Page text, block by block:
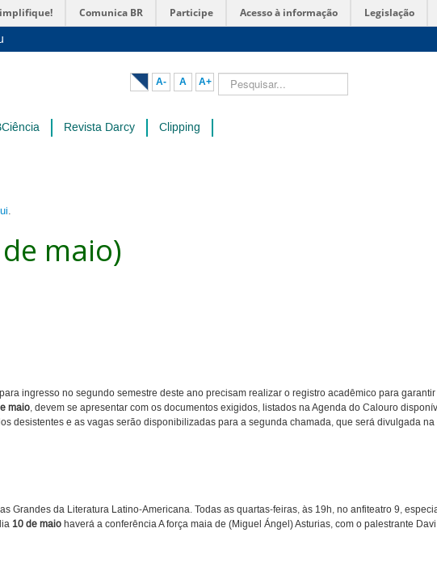
Comunica BR Participe Acesso à informação Legislação
A- A A+ Pesquisar...
Revista Darcy Clipping
.
maio)
ingresso no segundo semestre deste ano precisam realizar o registro acadêmico para
maio, devem se apresentar com os documentos exigidos, listados na Agenda do Calouro
desistentes e as vagas serão disponibilizadas para a segunda chamada, que será divulgada
Grandes da Literatura Latino-Americana. Todas as quartas-feiras, às 19h, no anfiteatro 9,
10 de maio haverá a conferência A força maia de (Miguel Ángel) Asturias, com o palestrante